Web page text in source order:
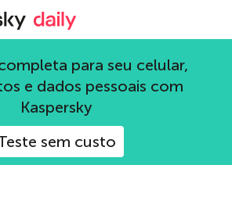
Blog oficial da Kaspersky
para seu celular,
e dados pessoais com
Kaspersky
sem custo